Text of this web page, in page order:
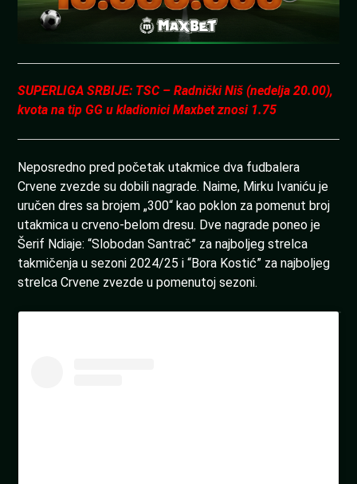
SUPERLIGA SRBIJE: TSC – Radnički Niš (nedelja 20.00),
kvota na tip GG u kladionici Maxbet znosi 1.75
Neposredno pred početak utakmice dva fudbalera
Crvene zvezde su dobili nagrade. Naime, Mirku Ivaniću je
uručen dres sa brojem „300“ kao poklon za pomenut broj
utakmica u crveno-belom dresu. Dve nagrade poneo je
Šerif Ndiaje: “Slobodan Santrač” za najboljeg strelca
takmičenja u sezoni 2024/25 i “Bora Kostić” za najboljeg
strelca Crvene zvezde u pomenutoj sezoni.